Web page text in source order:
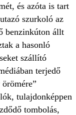
és azóta is tart
szurkoló az
benzinkúton állt
a hasonló
szállító
terjedő
tulajdonképpen
tombolás,